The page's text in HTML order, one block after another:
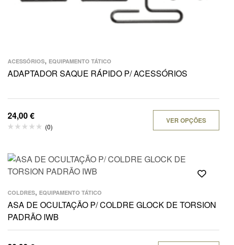
ACESSÓRIOS, EQUIPAMENTO TÁTICO
ADAPTADOR SAQUE RÁPIDO P/ ACESSÓRIOS
24,00€
(0)
VER OPÇÕES
COLDRES, EQUIPAMENTO TÁTICO
ASA DE OCULTAÇÃO P/ COLDRE GLOCK DE TORSION
PADRÃO IWB